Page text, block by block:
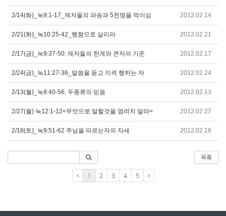
2/14(화)_눅9:1-17_제자들의 파송과 5천명을 먹이심 2012.02.14
2/21(화)_눅10:25-42_행함으로 살리라 2012.02.21
2/17(금)_눅9:37-50: 제자들의 한계와 큰자의 기준 2012.02.17
2/24(금)_눅11:27-36_말씀을 듣고 지켜 행하는 자 2012.02.24
2/13(월)_눅8:40-56, 두종류의 믿음 2012.02.13
2/27(월) 눅12:1-12<무엇으로 말할것을 염려치 말라> 2012.02.27
2/18(토)_눅9:51-62 주님을 따르는자의 자세 2012.02.18
목록
1 2 3 4 5